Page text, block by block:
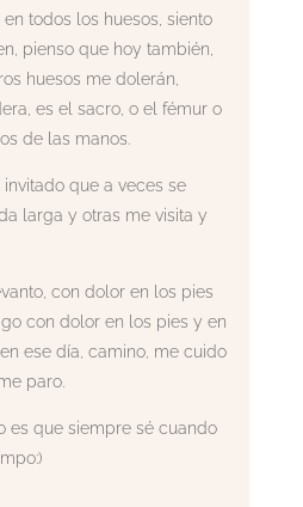
todos los huesos, siento
pienso que hoy también,
huesos me dolerán,
es el sacro, o el fémur o
de las manos.
que a veces se
larga y otras me visita y
con dolor en los pies
con dolor en los pies y en
ese día, camino, me cuido
paro.
es que siempre sé cuando